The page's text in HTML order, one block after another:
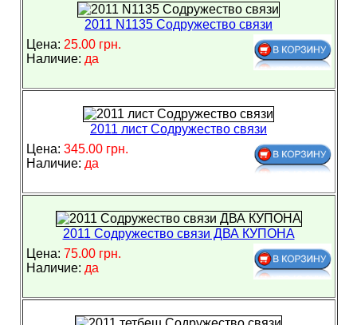
2011 N1135 Содружество связи
Цена: 25.00 грн.
Наличие: да
2011 лист Содружество связи
Цена: 345.00 грн.
Наличие: да
2011 Содружество связи ДВА КУПОНА
Цена: 75.00 грн.
Наличие: да